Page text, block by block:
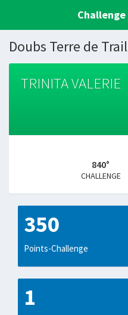
Challenge
Doubs Terre de Trail
TRINITA VALERIE
840°
CHALLENGE
350
Points-Challenge
1